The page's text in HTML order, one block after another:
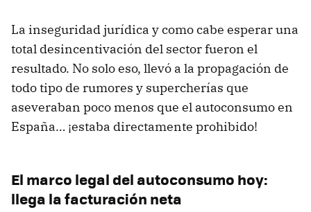
La inseguridad jurídica y como cabe esperar una
total desincentivación del sector fueron el
resultado. No solo eso, llevó a la propagación de
todo tipo de rumores y supercherías que
aseveraban poco menos que el autoconsumo en
España… ¡estaba directamente prohibido!
El marco legal del autoconsumo hoy:
llega la facturación neta